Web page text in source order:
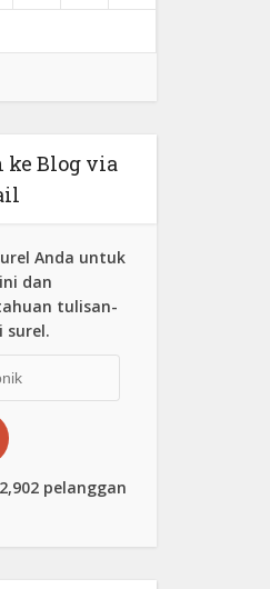
ke Blog via
Anda untuk
dan
tulisan-
surel.
pelanggan